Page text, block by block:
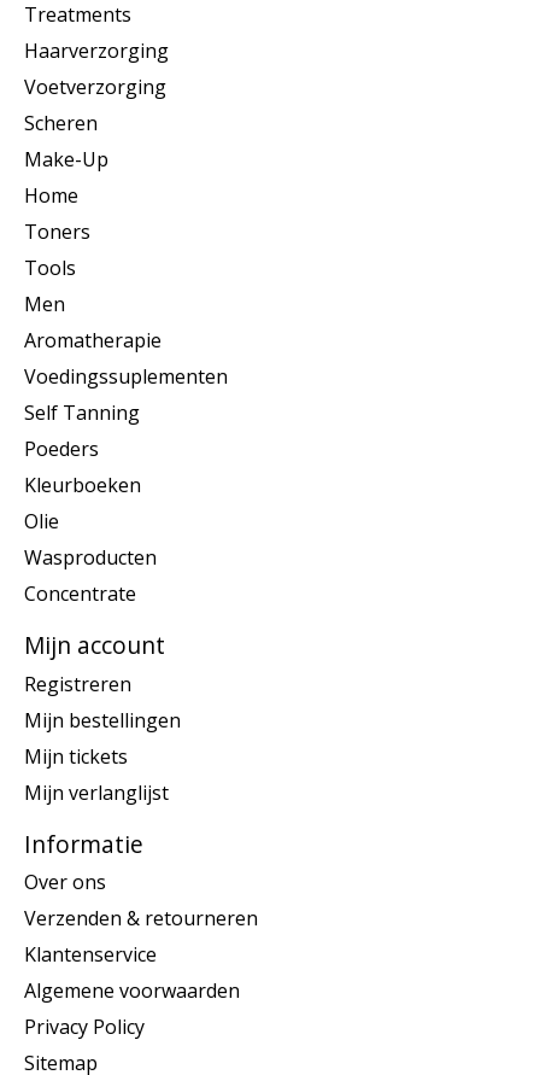
Treatments
Haarverzorging
Voetverzorging
Scheren
Make-Up
Home
Toners
Tools
Men
Aromatherapie
Voedingssuplementen
Self Tanning
Poeders
Kleurboeken
Olie
Wasproducten
Concentrate
Mijn account
Registreren
Mijn bestellingen
Mijn tickets
Mijn verlanglijst
Informatie
Over ons
Verzenden & retourneren
Klantenservice
Algemene voorwaarden
Privacy Policy
Sitemap